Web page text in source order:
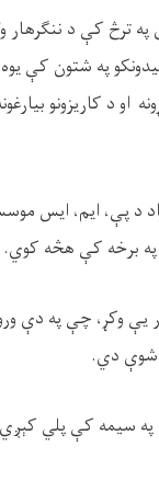
ترڅ کې د ننګرهار
په شتون کې
او د کاریزونو
د پې، ایم، ایس
په برخه کې هڅه کوي.
یې وکړ، چې په دې
شوې دي.
په سیمه کې پلي